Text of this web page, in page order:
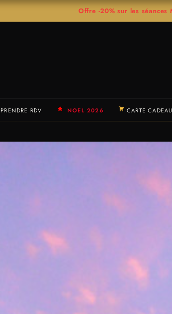
Offre -20% sur les séances
PRENDRE RDV NOEL 2026 CARTE CADEAU